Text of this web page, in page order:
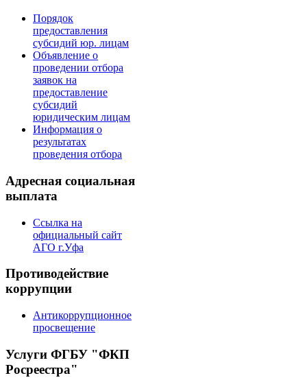
Порядок
предоставления
субсидий юр. лицам
Объявление о
проведении отбора
заявок на
предоставление
субсидий
юридическим лицам
Информация о
результатах
проведения отбора
Адресная социальная
выплата
Ссылка на
официальный сайт
АГО г.Уфа
Противодействие
коррупции
Антикоррупционное
просвещение
Услуги ФГБУ "ФКП
Росреестра"